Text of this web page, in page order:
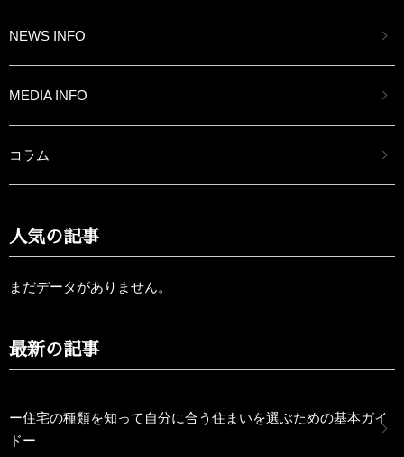
NEWS INFO
MEDIA INFO
コラム
人気の記事
まだデータがありません。
最新の記事
ー住宅の種類を知って自分に合う住まいを選ぶための基本ガイ
ドー